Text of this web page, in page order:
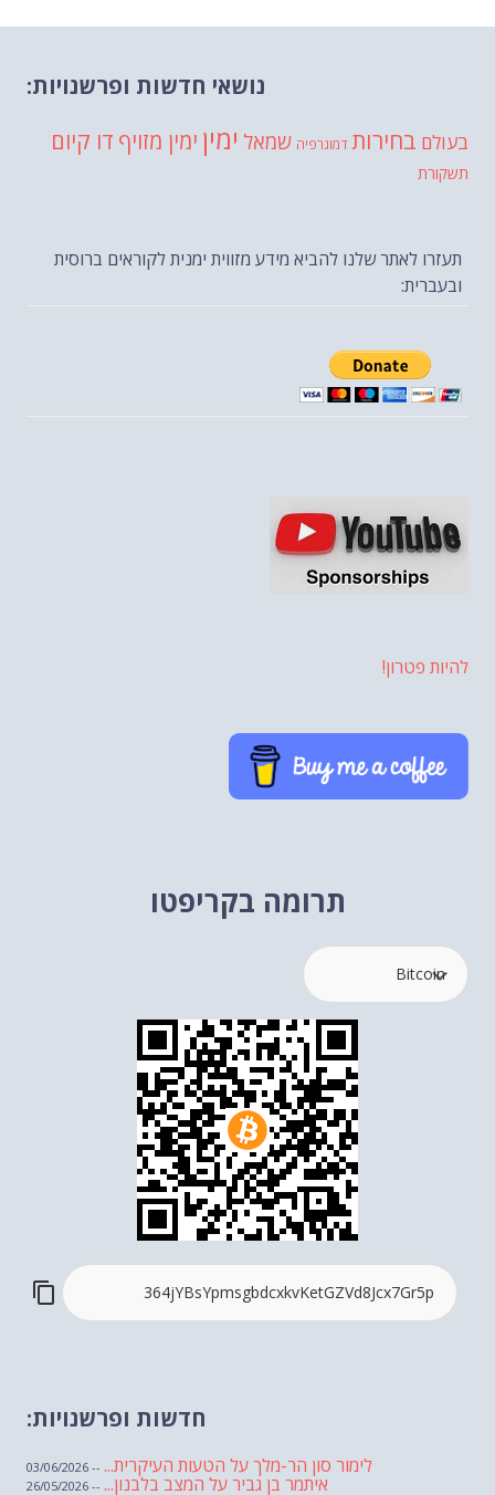
נושאי חדשות ופרשנויות:
בעולם בחירות דמוגרפיה שמאל ימין ימין מזויף דו קיום
תשקורת
תעזרו לאתר שלנו להביא מידע מזווית ימנית לקוראים ברוסית
ובעברית:
להיות פטרון!
תרומה בקריפטו
חדשות ופרשנויות:
לימור סון הר-מלך על הטעות העיקרית... -- 03/06/2026
איתמר בן גביר על המצב בלבנון... -- 26/05/2026